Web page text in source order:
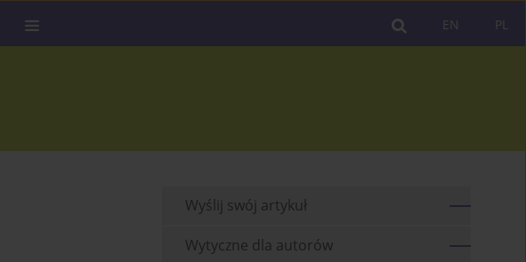
PL
EN
Wyślij swój artykuł
Wytyczne dla autorów